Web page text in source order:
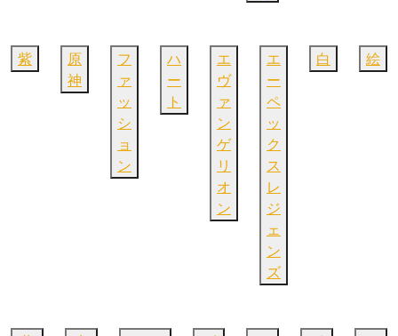
紫
原
神
フ
ァ
ッ
シ
ョ
ン
ハ
ー
ト
エ
ヴ
ァ
ン
ゲ
リ
オ
ン
エ
ー
ペ
ッ
ク
ス
レ
ジ
ェ
ン
ズ
白 絵